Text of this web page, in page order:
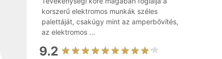
korszerű elektromos munkák széles
palettáját, csakúgy mint az amperbővítés,
az elektromos ...
9.2